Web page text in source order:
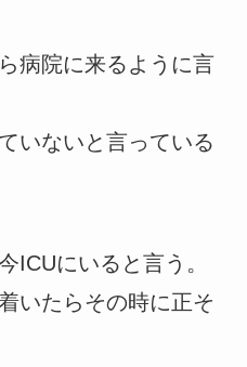
病院に来るように言
いないと言っている
ICUにいると言う。
いたらその時に正そ